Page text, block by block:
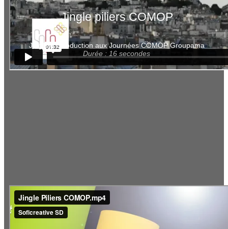
Jingle piliers COMOP
Jingle d’introduction aux Journées COMOP Groupama
Durée : 16 secondes